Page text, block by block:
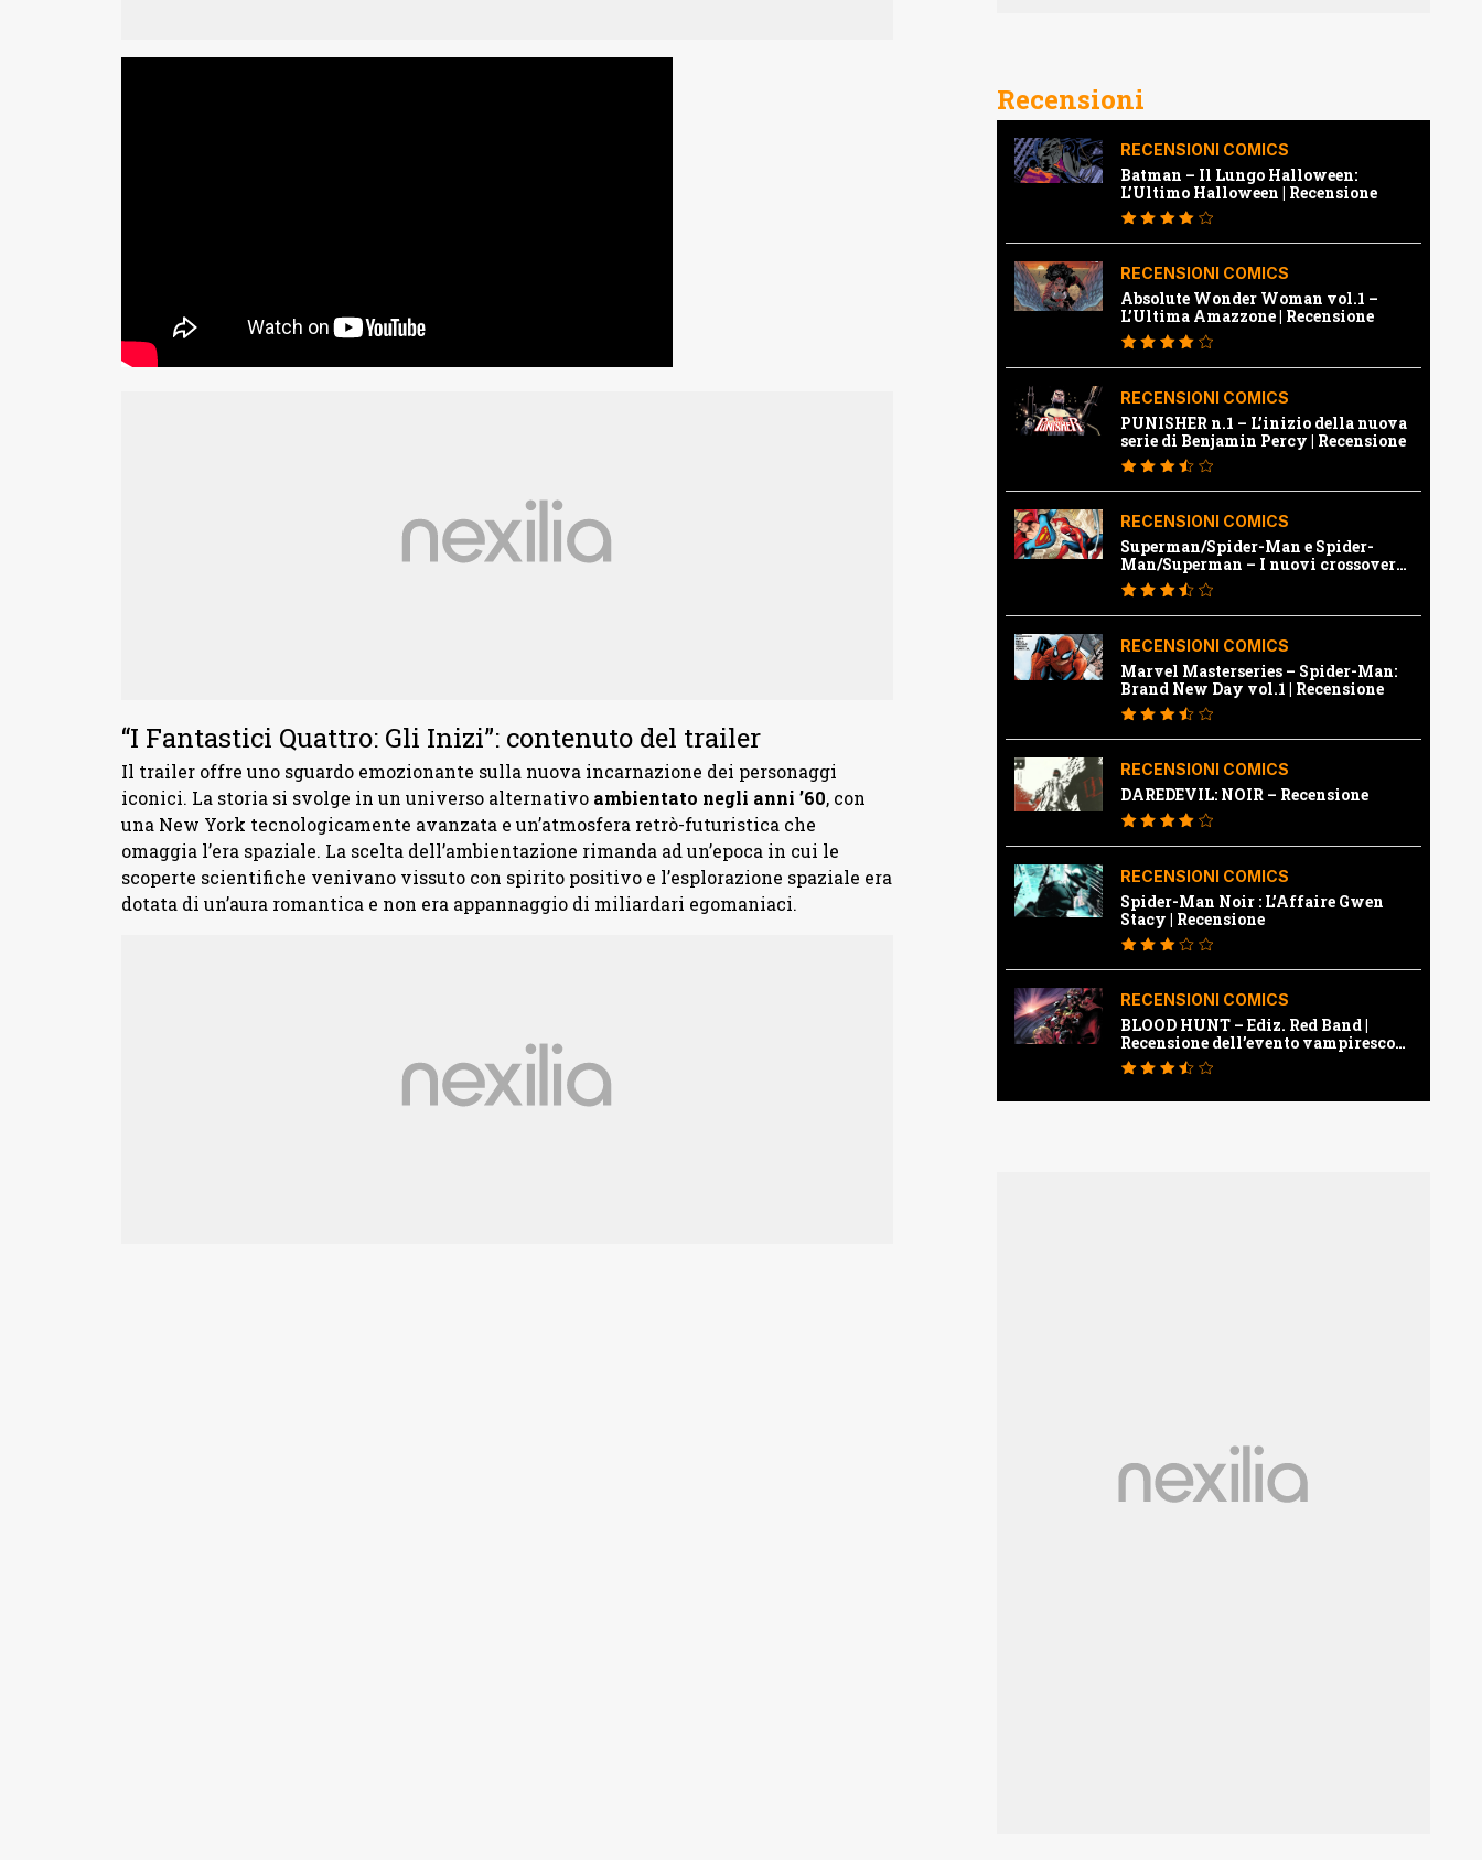
“I Fantastici Quattro: Gli Inizi”: contenuto del trailer
Il trailer offre uno sguardo emozionante sulla nuova incarnazione dei personaggi
iconici. La storia si svolge in un universo alternativo ambientato negli anni ’60, con
una New York tecnologicamente avanzata e un’atmosfera retrò-futuristica che
omaggia l’era spaziale. La scelta dell’ambientazione rimanda ad un’epoca in cui le
scoperte scientifiche venivano vissuto con spirito positivo e l’esplorazione spaziale era
dotata di un’aura romantica e non era appannaggio di miliardari egomaniaci.
Recensioni
RECENSIONI COMICS
Batman – Il Lungo Halloween:
L’Ultimo Halloween | Recensione
RECENSIONI COMICS
Absolute Wonder Woman vol.1 –
L’Ultima Amazzone | Recensione
RECENSIONI COMICS
PUNISHER n.1 – L’inizio della nuova
serie di Benjamin Percy | Recensione
RECENSIONI COMICS
Superman/Spider-Man e Spider-
Man/Superman – I nuovi crossover
Marvel e Dc | Recensione
RECENSIONI COMICS
Marvel Masterseries – Spider-Man:
Brand New Day vol.1 | Recensione
RECENSIONI COMICS
DAREDEVIL: NOIR – Recensione
RECENSIONI COMICS
Spider-Man Noir : L’Affaire Gwen
Stacy | Recensione
RECENSIONI COMICS
BLOOD HUNT – Ediz. Red Band |
Recensione dell’evento vampiresco
della Marvel